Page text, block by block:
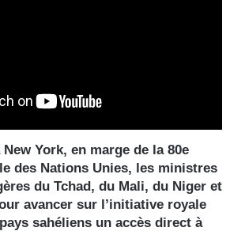
York, en marge de la 80e
des Nations Unies, les ministres
du Tchad, du Mali, du Niger et
avancer sur l’initiative royale
sahéliens un accès direct à